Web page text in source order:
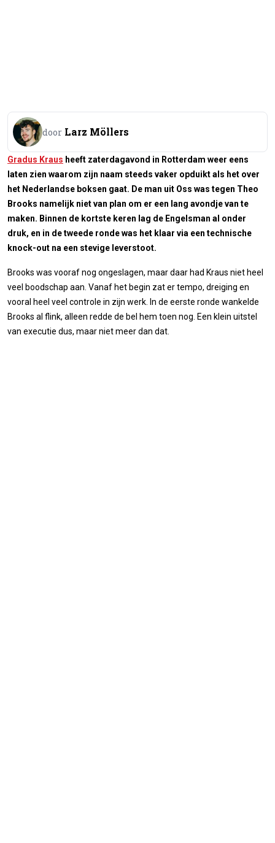
door Larz Möllers
Gradus Kraus heeft zaterdagavond in Rotterdam weer eens
laten zien waarom zijn naam steeds vaker opduikt als het over
het Nederlandse boksen gaat. De man uit Oss was tegen Theo
Brooks namelijk niet van plan om er een lang avondje van te
maken. Binnen de kortste keren lag de Engelsman al onder
druk, en in de tweede ronde was het klaar via een technische
knock-out na een stevige leverstoot.
Brooks was vooraf nog ongeslagen, maar daar had Kraus niet heel
veel boodschap aan. Vanaf het begin zat er tempo, dreiging en
vooral heel veel controle in zijn werk. In de eerste ronde wankelde
Brooks al flink, alleen redde de bel hem toen nog. Een klein uitstel
van executie dus, maar niet meer dan dat.